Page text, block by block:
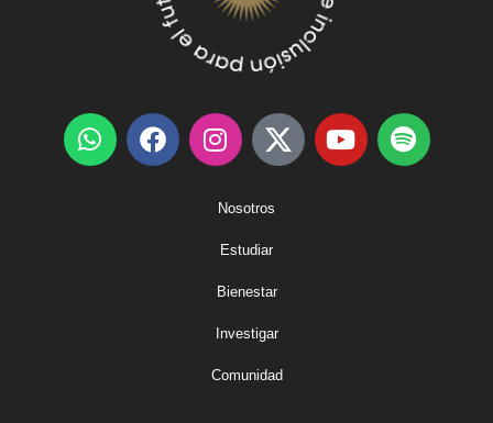
Nosotros
Estudiar
Bienestar
Investigar
Comunidad